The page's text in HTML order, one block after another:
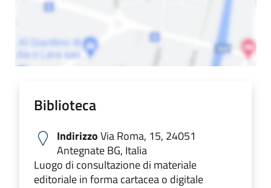
Biblioteca
IndirizzoVia Roma, 15, 24051
Antegnate BG, Italia
Luogo di consultazione di materiale
editoriale in forma cartacea o digitale